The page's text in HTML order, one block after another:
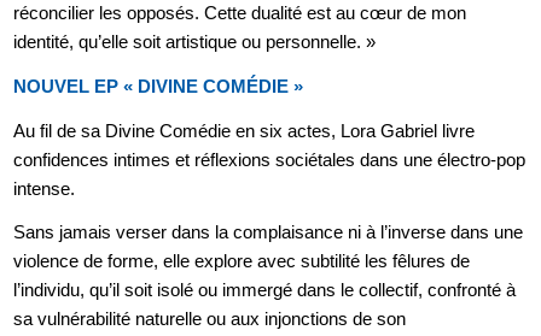
réconcilier les opposés. Cette dualité est au cœur de mon
identité, qu’elle soit artistique ou personnelle. »
NOUVEL EP « DIVINE COMÉDIE »
Au fil de sa Divine Comédie en six actes, Lora Gabriel livre
confidences intimes et réflexions sociétales dans une électro-pop
intense.
Sans jamais verser dans la complaisance ni à l’inverse dans une
violence de forme, elle explore avec subtilité les fêlures de
l’individu, qu’il soit isolé ou immergé dans le collectif, confronté à
sa vulnérabilité naturelle ou aux injonctions de son